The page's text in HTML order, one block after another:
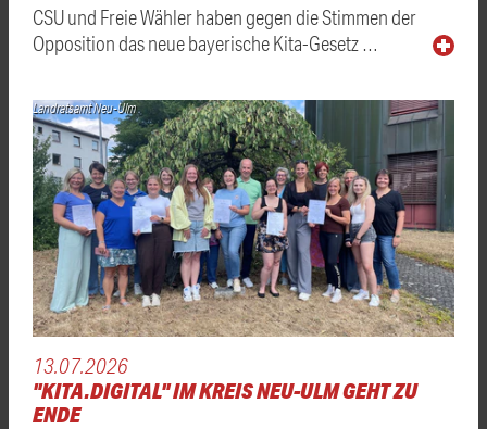
CSU und Freie Wähler haben gegen die Stimmen der
Opposition das neue bayerische Kita-Gesetz …
Landratsamt Neu-Ulm
13.07.2026
"KITA.DIGITAL" IM KREIS NEU-ULM GEHT ZU
ENDE